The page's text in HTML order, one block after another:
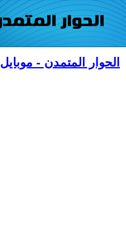
الحوار المتمدن - موبايل